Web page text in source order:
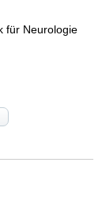
für Neurologie